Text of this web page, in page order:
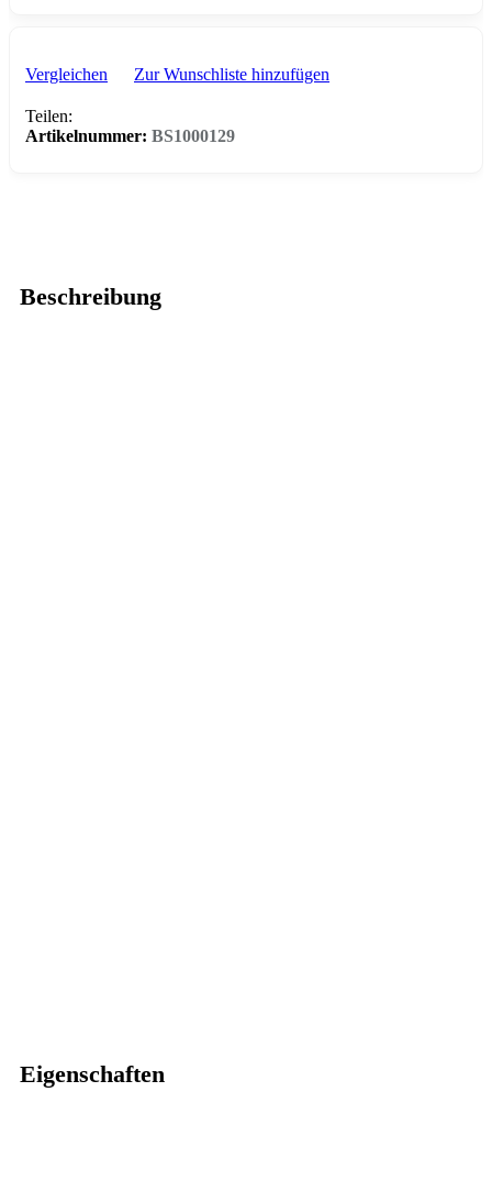
Vergleichen Zur Wunschliste hinzufügen
Teilen:
Artikelnummer: BS1000129
Beschreibung
Eigenschaften